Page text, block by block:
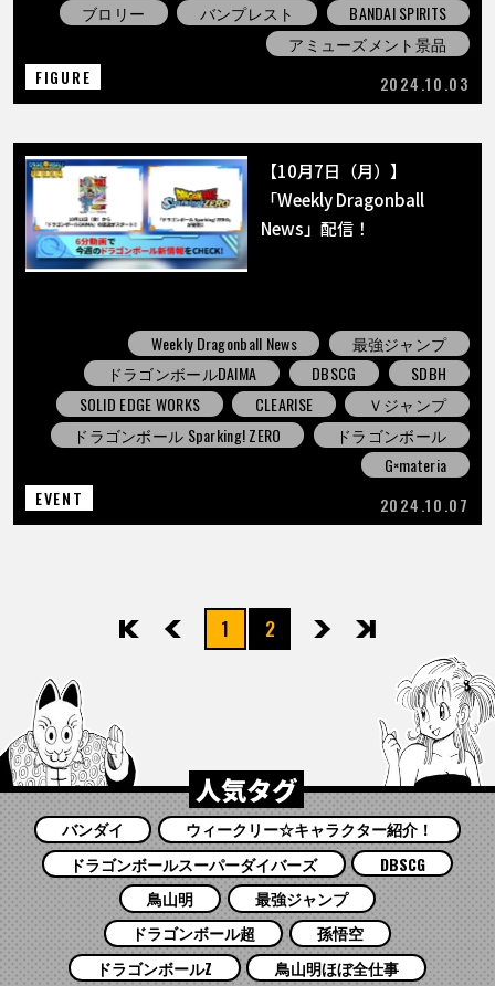
ブロリー
バンプレスト
BANDAI SPIRITS
アミューズメント景品
FIGURE
2024.10.03
【10月7日（月）】
「Weekly Dragonball
News」配信！
Weekly Dragonball News
最強ジャンプ
ドラゴンボールDAIMA
DBSCG
SDBH
SOLID EDGE WORKS
CLEARISE
Ｖジャンプ
ドラゴンボール Sparking! ZERO
ドラゴンボール
G×materia
EVENT
2024.10.07
先頭 前へ1 2 次へ最後
人気タグ
バンダイ
ウィークリー☆キャラクター紹介！
ドラゴンボールスーパーダイバーズ
DBSCG
鳥山明
最強ジャンプ
ドラゴンボール超
孫悟空
ドラゴンボールZ
鳥山明ほぼ全仕事